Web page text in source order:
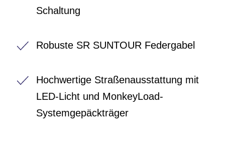
Schaltung
Robuste SR SUNTOUR Federgabel
Hochwertige Straßenausstattung mit
LED-Licht und MonkeyLoad-
Systemgepäckträger